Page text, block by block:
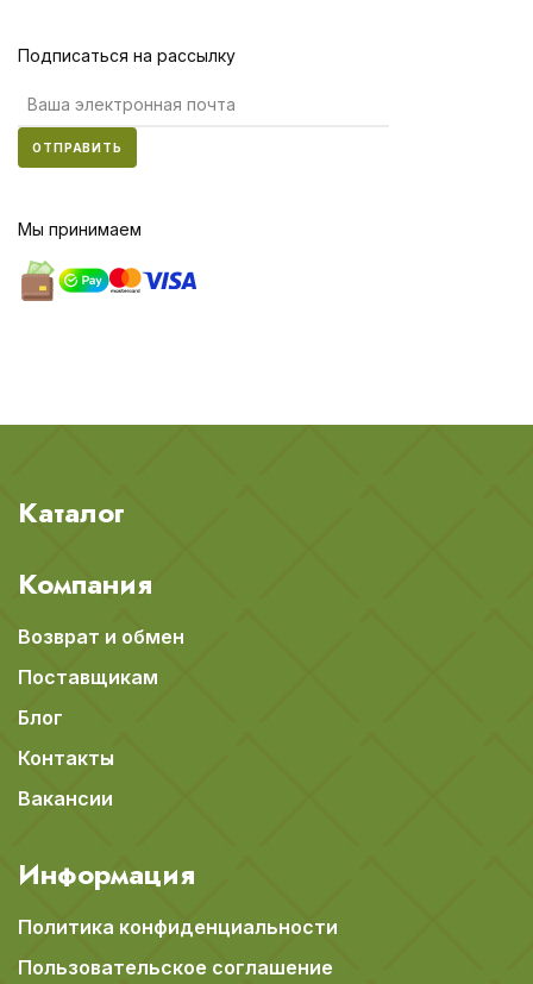
Подписаться на рассылку
ОТПРАВИТЬ
Мы принимаем
Каталог
Компания
Возврат и обмен
Поставщикам
Блог
Контакты
Вакансии
Информация
Политика конфиденциальности
Пользовательское соглашение